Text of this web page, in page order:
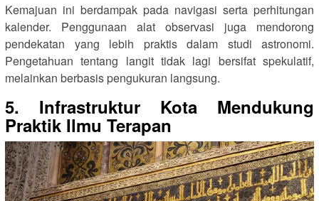
Kemajuan ini berdampak pada navigasi serta perhitungan
kalender. Penggunaan alat observasi juga mendorong
pendekatan yang lebih praktis dalam studi astronomi.
Pengetahuan tentang langit tidak lagi bersifat spekulatif,
melainkan berbasis pengukuran langsung.
5. Infrastruktur Kota Mendukung
Praktik Ilmu Terapan